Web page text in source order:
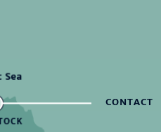
CONTACT